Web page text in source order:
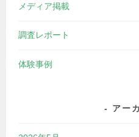
メディア掲載
調査レポート
体験事例
アー